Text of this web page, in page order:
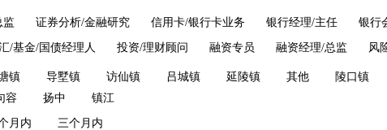
监 证券分析/金融研究 信用卡/银行卡业务 银行经理/主任 银行
/基金/国债经理人 投资/理财顾问 融资专员 融资经理/总监 风
镇 导墅镇 访仙镇 吕城镇 延陵镇 其他 陵口镇
容 扬中 镇江
月内 三个月内